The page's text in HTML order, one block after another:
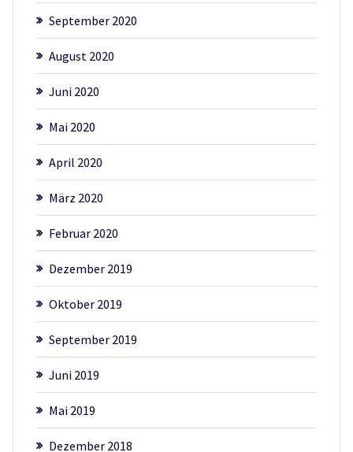
September 2020
August 2020
Juni 2020
Mai 2020
April 2020
März 2020
Februar 2020
Dezember 2019
Oktober 2019
September 2019
Juni 2019
Mai 2019
Dezember 2018